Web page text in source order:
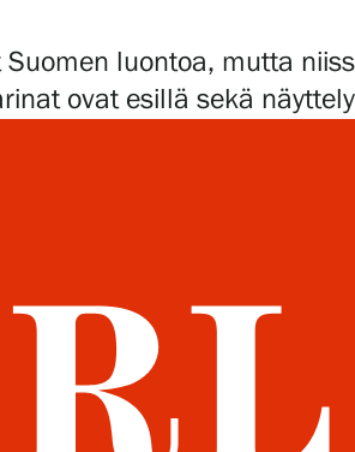
luontoa, mutta
ovat esillä sekä